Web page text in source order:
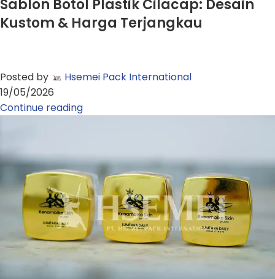
Sablon Botol Plastik Cilacap: Desain
Kustom & Harga Terjangkau
Posted by
Hsemei Pack International
19/05/2026
Continue reading